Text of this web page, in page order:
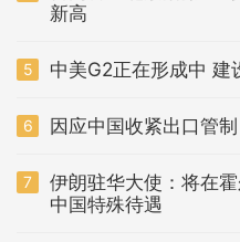
新高
5 中美G2正在形成中 建
6 因应中国收紧出口管
7
伊朗驻华大使：将在
中国特殊待遇